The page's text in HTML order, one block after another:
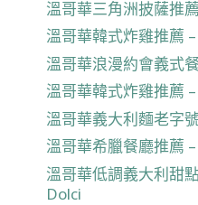
溫哥華三角洲披薩推
溫哥華韓式炸雞推薦
溫哥華浪漫約會義式
溫哥華韓式炸雞推薦
溫哥華義大利麵老字
溫哥華希臘餐廳推薦
溫哥華低調義大利甜
Dolci